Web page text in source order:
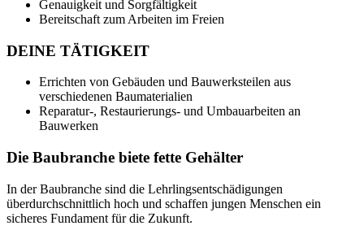
Genauigkeit und Sorgfältigkeit
Bereitschaft zum Arbeiten im Freien
DEINE TÄTIGKEIT
Errichten von Gebäuden und Bauwerksteilen aus
verschiedenen Baumaterialien
Reparatur-, Restaurierungs- und Umbauarbeiten an
Bauwerken
Die Baubranche biete fette Gehälter
In der Baubranche sind die Lehrlingsentschädigungen
überdurchschnittlich hoch und schaffen jungen Menschen ein
sicheres Fundament für die Zukunft.